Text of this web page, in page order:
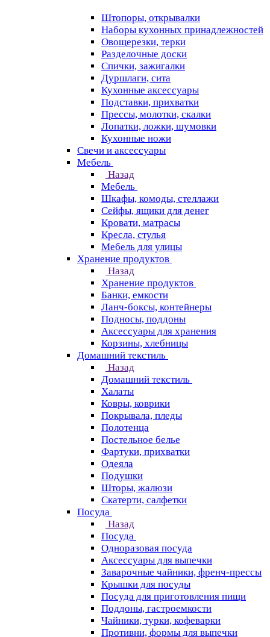
Штопоры, открывалки
Наборы кухонных принадлежностей
Овощерезки, терки
Разделочные доски
Спички, зажигалки
Дуршлаги, сита
Кухонные аксессуары
Подставки, прихватки
Прессы, молотки, скалки
Лопатки, ложки, шумовки
Кухонные ножи
Свечи и аксессуары
Мебель
Назад
Мебель
Шкафы, комоды, стеллажи
Сейфы, ящики для денег
Кровати, матрасы
Кресла, стулья
Мебель для улицы
Хранение продуктов
Назад
Хранение продуктов
Банки, емкости
Ланч-боксы, контейнеры
Подносы, поддоны
Аксессуары для хранения
Корзины, хлебницы
Домашний текстиль
Назад
Домашний текстиль
Халаты
Ковры, коврики
Покрывала, пледы
Полотенца
Постельное белье
Фартуки, прихватки
Одеяла
Подушки
Шторы, жалюзи
Скатерти, салфетки
Посуда
Назад
Посуда
Одноразовая посуда
Аксессуары для выпечки
Заварочные чайники, френч-прессы
Крышки для посуды
Посуда для приготовления пищи
Поддоны, гастроемкости
Чайники, турки, кофеварки
Противни, формы для выпечки